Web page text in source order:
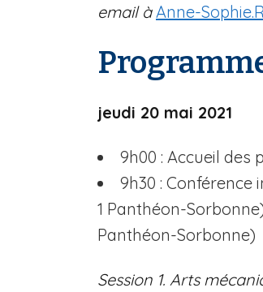
email à Anne-
jeudi 20 mai 2021
9h00 : Accueil des
9h30 : Conférence
1 Panthéon-
Panthéon-Sorbonne)
Session 1. Arts